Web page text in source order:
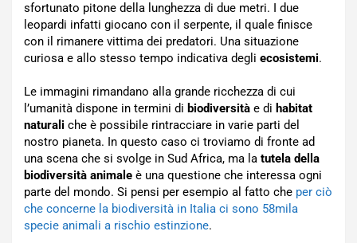
sfortunato pitone della lunghezza di due metri. I due
leopardi infatti giocano con il serpente, il quale finisce
con il rimanere vittima dei predatori. Una situazione
curiosa e allo stesso tempo indicativa degli ecosistemi.
Le immagini rimandano alla grande ricchezza di cui
l’umanità dispone in termini di biodiversità e di habitat
naturali che è possibile rintracciare in varie parti del
nostro pianeta. In questo caso ci troviamo di fronte ad
una scena che si svolge in Sud Africa, ma la tutela della
biodiversità animale è una questione che interessa ogni
parte del mondo. Si pensi per esempio al fatto che per ciò
che concerne la biodiversità in Italia ci sono 58mila
specie animali a rischio estinzione.